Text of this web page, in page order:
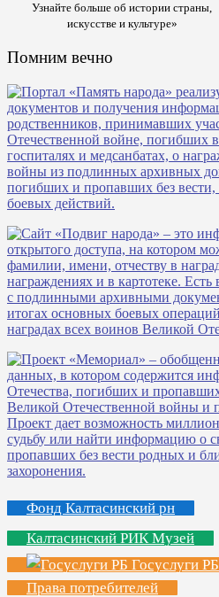
Узнайте больше об истории страны,
искусстве и культуре»
Помним вечно
Фонд Калтасинский рн
Калтасинский РИК Музей
Госуслуги РБ
Права потребителей